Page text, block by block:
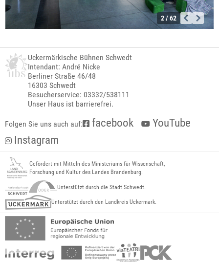
2 / 62
Uckermärkische Bühnen Schwedt
Intendant: André Nicke
Berliner Straße 46/48
16303 Schwedt
Besucherservice: 03332/538111
Unser Haus ist barrierefrei.
Folgen Sie uns auch auf: facebook
YouTube
Instagram
Gefördert mit Mitteln des Ministeriums für Wissenschaft,
Forschung und Kultur des Landes Brandenburg.
Unterstützt durch die Stadt Schwedt.
Unterstützt durch den Landkreis Uckermark.